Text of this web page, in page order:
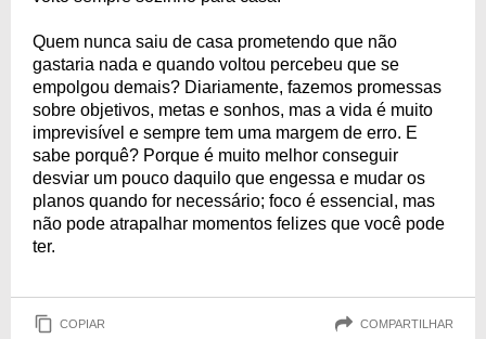
Quem nunca saiu de casa prometendo que não
gastaria nada e quando voltou percebeu que se
empolgou demais? Diariamente, fazemos promessas
sobre objetivos, metas e sonhos, mas a vida é muito
imprevisível e sempre tem uma margem de erro. E
sabe porquê? Porque é muito melhor conseguir
desviar um pouco daquilo que engessa e mudar os
planos quando for necessário; foco é essencial, mas
não pode atrapalhar momentos felizes que você pode
ter.
COPIAR COMPARTILHAR